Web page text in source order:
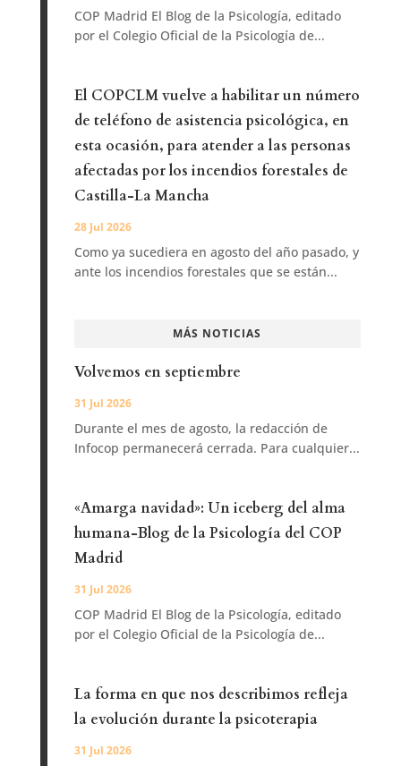
COP Madrid El Blog de la Psicología, editado
por el Colegio Oficial de la Psicología de...
El COPCLM vuelve a habilitar un número
de teléfono de asistencia psicológica, en
esta ocasión, para atender a las personas
afectadas por los incendios forestales de
Castilla-La Mancha
28 Jul 2026
Como ya sucediera en agosto del año pasado, y
ante los incendios forestales que se están...
MÁS NOTICIAS
Volvemos en septiembre
31 Jul 2026
Durante el mes de agosto, la redacción de
Infocop permanecerá cerrada. Para cualquier...
«Amarga navidad»: Un iceberg del alma
humana-Blog de la Psicología del COP
Madrid
31 Jul 2026
COP Madrid El Blog de la Psicología, editado
por el Colegio Oficial de la Psicología de...
La forma en que nos describimos refleja
la evolución durante la psicoterapia
31 Jul 2026